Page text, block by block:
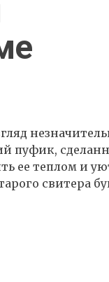
пуфик,
ее теплом и
свитера